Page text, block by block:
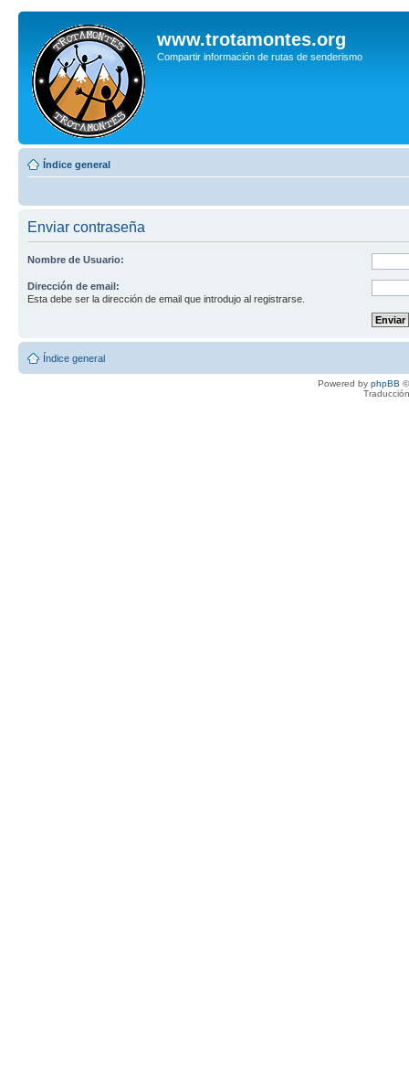
www.trotamontes.org
Compartir información de rutas de senderismo
Índice general
Enviar contraseña
Nombre de Usuario:
Dirección de email:
Esta debe ser la dirección de email que introdujo al registrarse.
Índice general
Powered by phpBB